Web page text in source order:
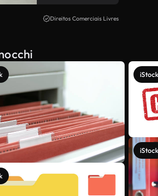
Direitos Comerciais Livres
iStock
iStock